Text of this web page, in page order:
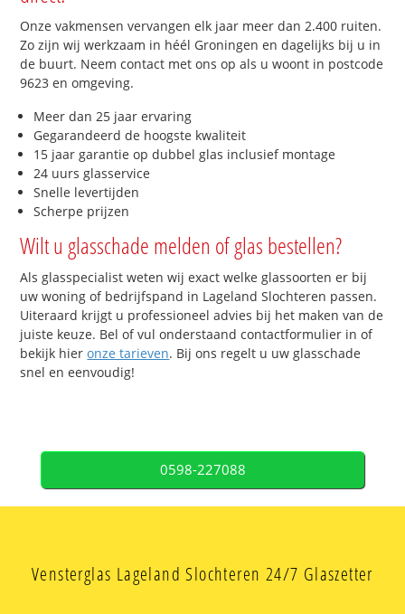
Onze vakmensen vervangen elk jaar meer dan 2.400 ruiten.
Zo zijn wij werkzaam in héél Groningen en dagelijks bij u in
de buurt. Neem contact met ons op als u woont in postcode
9623 en omgeving.
Meer dan 25 jaar ervaring
Gegarandeerd de hoogste kwaliteit
15 jaar garantie op dubbel glas inclusief montage
24 uurs glasservice
Snelle levertijden
Scherpe prijzen
Wilt u glasschade melden of glas bestellen?
Als glasspecialist weten wij exact welke glassoorten er bij
uw woning of bedrijfspand in Lageland Slochteren passen.
Uiteraard krijgt u professioneel advies bij het maken van de
juiste keuze. Bel of vul onderstaand contactformulier in of
bekijk hieronze tarieven. Bij ons regelt u uw glasschade
snel en eenvoudig!
0598-227088
Vensterglas Lageland Slochteren 24/7 Glaszetter